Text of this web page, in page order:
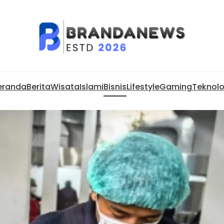
BeritaWisataIslamiBisnisLifestyleGaming